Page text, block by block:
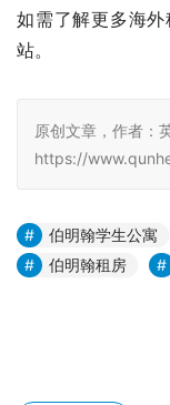
如需了解更多海
站。
原创文章，作者：
https://
伯明翰学生公寓
伯明翰租房